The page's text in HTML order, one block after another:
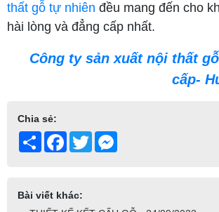
thất gỗ tự nhiên đều mang đến cho
hài lòng và đẳng cấp nhất.
Công ty sản xuất nội thất
cấp-
Chia sẻ:
Share Facebook
Twitter
Bài viết khác: